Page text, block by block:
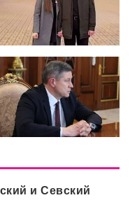
и Севский